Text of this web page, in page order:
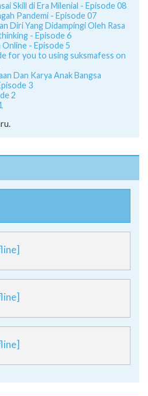
Skill di Era Milenial - Episode 08
Pandemi - Episode 07
Diri Yang Didampingi Oleh Rasa
- Episode 6
Online - Episode 5
for you to using suksmafess on
Dan Karya Anak Bangsa
3
2